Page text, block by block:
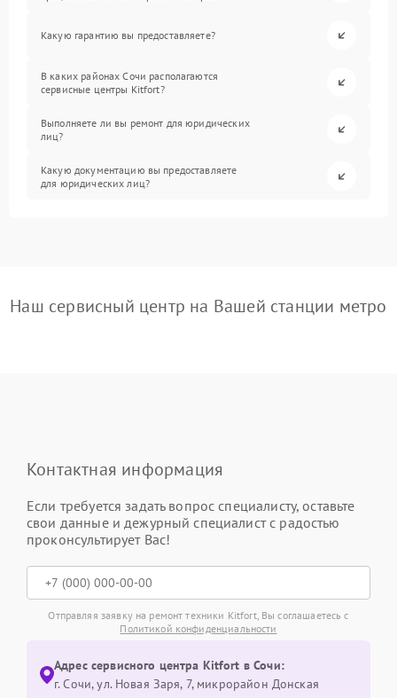
Какую гарантию вы предоставляете?
В каких районах Сочи располагаются
сервисные центры Kitfort?
Выполняете ли вы ремонт для юридических
лиц?
Какую документацию вы предоставляете
для юридических лиц?
Наш сервисный центр на Вашей станции метро
Контактная информация
Если требуется задать вопрос специалисту, оставьте
свои данные и дежурный специалист с радостью
проконсультирует Вас!
Отправляя заявку на ремонт техники Kitfort, Вы соглашаетесь с
Политикой конфиденциальности
Адрес сервисного центра Kitfort в Сочи:
г. Сочи, ул. Новая Заря, 7, микрорайон Донская